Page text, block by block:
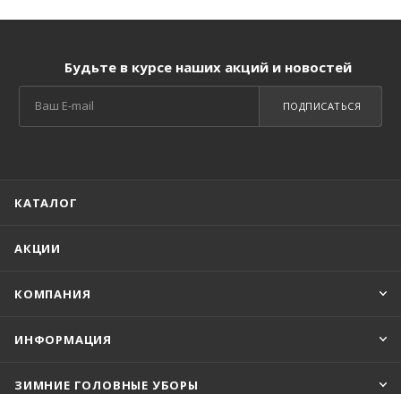
Будьте в курсе наших акций и новостей
ПОДПИСАТЬСЯ
КАТАЛОГ
АКЦИИ
КОМПАНИЯ
ИНФОРМАЦИЯ
ЗИМНИЕ ГОЛОВНЫЕ УБОРЫ